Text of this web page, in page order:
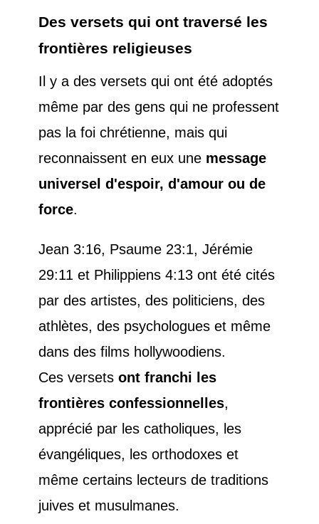
Des versets qui ont traversé les
frontières religieuses
Il y a des versets qui ont été adoptés
même par des gens qui ne professent
pas la foi chrétienne, mais qui
reconnaissent en eux une message
universel d'espoir, d'amour ou de
force.
Jean 3:16, Psaume 23:1, Jérémie
29:11 et Philippiens 4:13 ont été cités
par des artistes, des politiciens, des
athlètes, des psychologues et même
dans des films hollywoodiens.
Ces versets ont franchi les
frontières confessionnelles,
apprécié par les catholiques, les
évangéliques, les orthodoxes et
même certains lecteurs de traditions
juives et musulmanes.